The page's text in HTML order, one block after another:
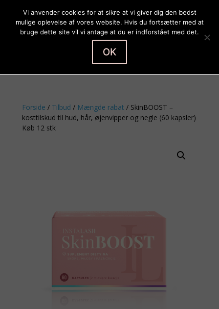
Forside / Tilbud / Mængde rabat / SkinBOOST –
kosttilskud til hud, hår, øjenvipper og negle (60 kapsler)
Køb 12 stk
Vi anvender cookies for at sikre at vi giver dig den bedst
mulige oplevelse af vores website. Hvis du fortsætter med at
bruge dette site vil vi antage at du er indforstået med det.
OK